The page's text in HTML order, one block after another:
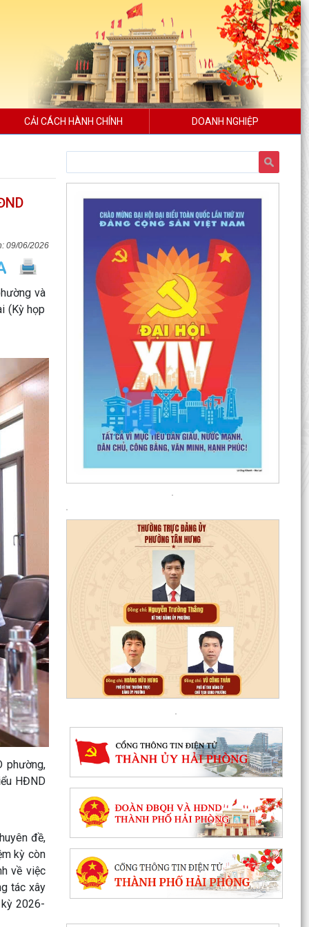
CẢI CÁCH HÀNH CHÍNH DOANH NGHIỆP
09/06/2026
và
(Kỳ họp
phường,
HĐND
đề,
kỳ còn
về việc
tác xây
2026-
Thanh thiếu niên, nhi đồng phường Tân Hưng
sôi nổi tranh tài trên đường đua xanh
mùa hạ”